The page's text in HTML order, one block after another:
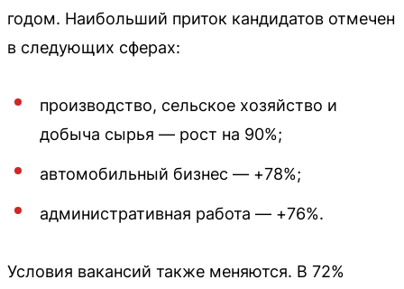
годом. Наибольший приток кандидатов отмечен
в следующих сферах:
производство, сельское хозяйство и
добыча сырья — рост на 90%;
автомобильный бизнес — +78%;
административная работа — +76%.
Условия вакансий также меняются. В 72%